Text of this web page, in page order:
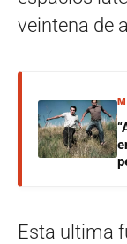
veintena de
Esta ultima